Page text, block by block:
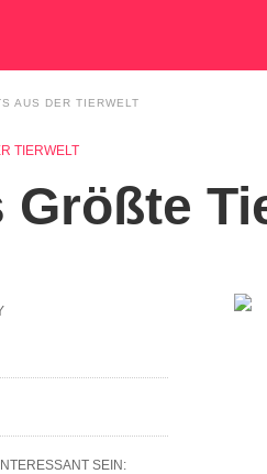
AUS DER TIERWELT
TIERWELT
Größte
SEIN: